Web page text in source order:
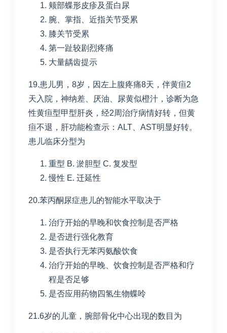
颊部蝶形皮疹及蛋白尿
腕、掌指、近指关节受累
膝关节受累
第一趾较剧烈疼痛
大量龋齿提示
19.患儿男， 8岁，因左上腹疼痛8天，伴黄疸2
天入院，神纳差、厌油、尿黄似橙汁，诊断为急
性黄疸型甲型肝炎，经2周治疗病情好转，但黄
疸不退，肝功能检查示： ALT AST明显好转。
患儿临床分型为
重型 B. 淤胆型 C. 复发型
慢性 E. 迁延性
20.苯丙酮尿症患儿的智能水平取决于
治疗开始的早晚和饮食控制是否严格
是否进行强化教育
是否执行无苯丙氨酸饮食
治疗开始的早晚、饮食控制是否严格和疗
程是否足够
是否应用药物四氢生物蝶呤
21.6岁的儿童，腕部骨化中心出现的数目为